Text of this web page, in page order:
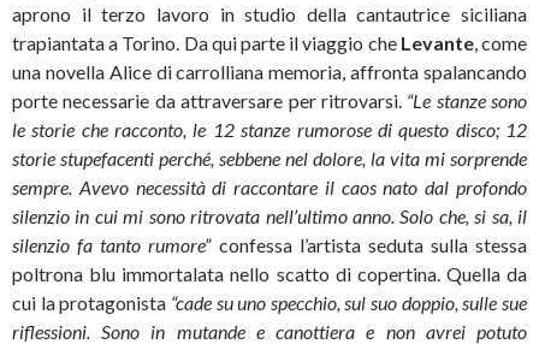
aprono il terzo lavoro in studio della cantautrice siciliana
trapiantata a Torino. Da qui parte il viaggio che Levante, come
una novella Alice di carrolliana memoria, affronta spalancando
porte necessarie da attraversare per ritrovarsi. “Le stanze sono
le storie che racconto, le 12 stanze rumorose di questo disco; 12
storie stupefacenti perché, sebbene nel dolore, la vita mi sorprende
sempre. Avevo necessità di raccontare il caos nato dal profondo
silenzio in cui mi sono ritrovata nell’ultimo anno. Solo che, si sa, il
silenzio fa tanto rumore”confessa l’artista seduta sulla stessa
poltrona blu immortalata nello scatto di copertina. Quella da
cui la protagonista “cade su uno specchio, sul suo doppio, sulle sue
riflessioni. Sono in mutande e canottiera e non avrei potuto